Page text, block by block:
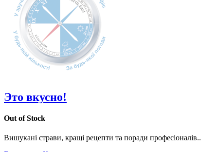
Это вкусно!
Out of Stock
Вишукані страви, кращі рецепти та поради професіоналів..